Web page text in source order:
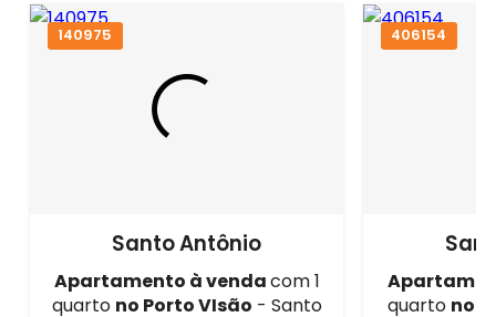
140975
Santo Antônio
Apartamento à vendacom 1
quarto no Porto VIsão - Santo
406154
quarto no